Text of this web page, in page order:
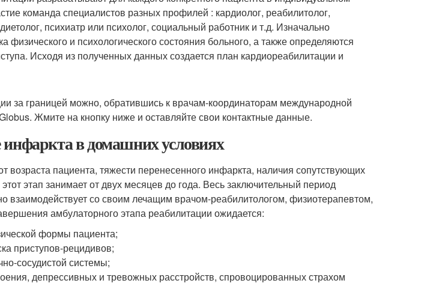
команда специалистов разных профилей : кардиолог, реабилитолог,
психиатр или психолог, социальный работник и т.д. Изначально
физического и психологического состояния больного, а также определяются
Исходя из полученных данных создается план кардиореабилитации и
за границей можно, обратившись к врачам-координаторам международной
Жмите на кнопку ниже и оставляйте свои контактные данные.
в домашних условиях
возраста пациента, тяжести перенесенного инфаркта, наличия сопутствующих
этап занимает от двух месяцев до года. Весь заключительный период
взаимодействует со своим лечащим врачом-реабилитологом, физиотерапевтом,
амбулаторного этапа реабилитации ожидается:
формы пациента;
приступов-рецидивов;
сосудистой системы;
депрессивных и тревожных расстройств, спровоцированных страхом